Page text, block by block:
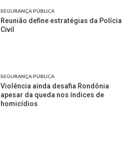
SEGURANÇA PÚBLICA
Reunião define estratégias da Polícia
Civil
SEGURANÇA PÚBLICA
Violência ainda desafia Rondônia
apesar da queda nos índices de
homicídios